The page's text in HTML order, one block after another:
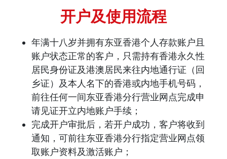
开户及使用流程
年满十八岁并拥有东亚香港个人存款账户且
账户状态正常的客户，只需持有香港永久性
居民身份证及港澳居民来往内地通行证（回
乡证）及本人名下的香港或内地手机号码，
前往任何一间东亚香港分行营业网点完成申
请见证开立内地账户手续；
完成开户审批后，若开户成功，客户将收到
通知，可前往东亚香港分行指定营业网点领
取账户资料及激活账户；